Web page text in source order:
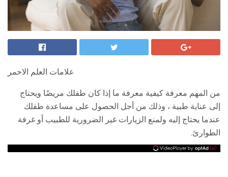
علامات العلم الاحمر
من المهم معرفة كيفية معرفة ما إذا كان طفلك مريضًا ويحتاج
إلى عناية طبية ، وذلك من أجل الحصول على مساعدة طفلك
عندما يحتاج إليه ولمنع الزيارات غير الضرورية للطبيب أو غرفة
الطوارئ.